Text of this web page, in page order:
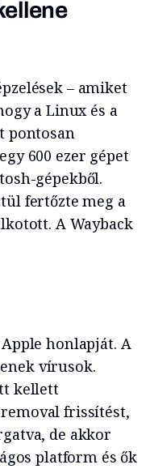
– amiket
a Linux és a
pontosan
600 ezer gépet
gépekből.
fertőzte meg a
A Wayback
honlapját. A
vírusok.
kellett
frissítést,
de akkor
platform és ők